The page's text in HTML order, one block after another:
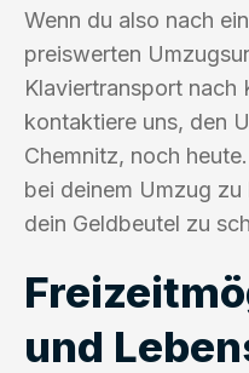
Wenn du also nach
preiswerten
Klaviertransport nach
kontaktiere uns, den
Chemnitz, noch
bei deinem Umzug
dein Geldbeutel zu
und